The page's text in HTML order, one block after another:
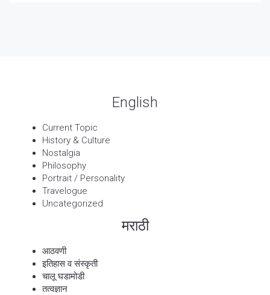
English
Current Topic
History & Culture
Nostalgia
Philosophy
Portrait / Personality
Travelogue
Uncategorized
मराठी
आठवणी
इतिहास व संस्कृती
चालू घडामोडी
तत्वज्ञान